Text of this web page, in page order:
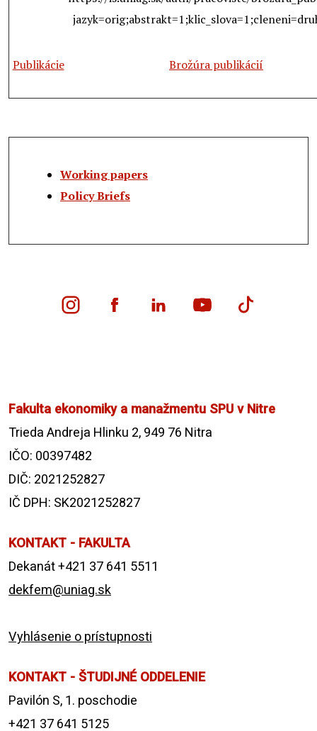
Publikácie Brožúra publikácií
Working papers
Policy Briefs
Fakulta ekonomiky a manažmentu SPU v Nitre
Trieda Andreja Hlinku 2, 949 76 Nitra
IČO: 00397482
DIČ: 2021252827
IČ DPH: SK2021252827
KONTAKT - FAKULTA
Dekanát +421 37 641 5511
dekfem@uniag.sk
Vyhlásenie o prístupnosti
KONTAKT - ŠTUDIJNÉ ODDELENIE
Pavilón S, 1. poschodie
+421 37 641 5125